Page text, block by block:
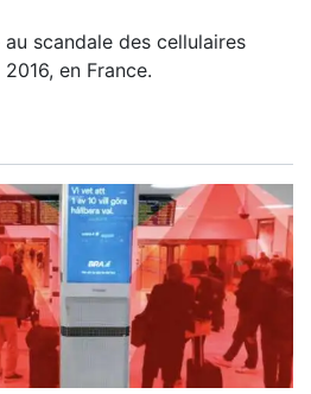
scandale des cellulaires
en France.